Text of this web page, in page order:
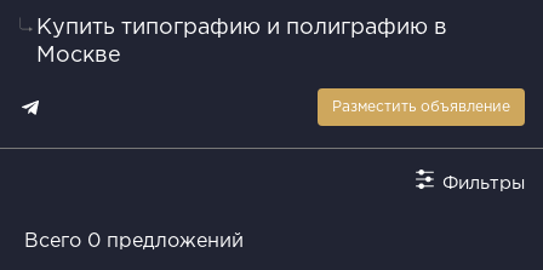
Купить типографию и полиграфию в
Москве
Разместить объявление
Фильтры
Всего 0 предложений